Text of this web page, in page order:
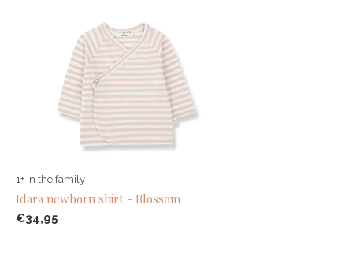
1+ in the family
Idara newborn shirt - Blossom
€34,95